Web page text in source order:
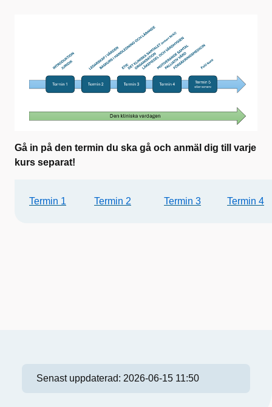
Gå in på den termin du ska gå och anmäl dig till varje
kurs separat!
Termin 1 Termin 2 Termin 3 Termin 4
Senast uppdaterad: 2026-06-15 11:50